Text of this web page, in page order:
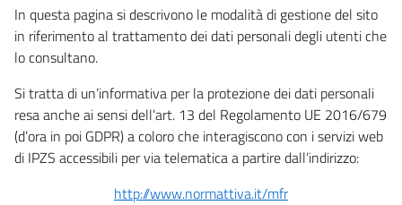
In questa pagina si descrivono le modalità di gestione del sito
in riferimento al trattamento dei dati personali degli utenti che
lo consultano.
Si tratta di un’informativa per la protezione dei dati personali
resa anche ai sensi dell’art. 13 del Regolamento UE 2016/679
(d’ora in poi GDPR) a coloro che interagiscono con i servizi web
di IPZS accessibili per via telematica a partire dall’indirizzo:
http://www.normattiva.it/mfr